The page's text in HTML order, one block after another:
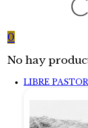
0
No hay
LIBRE